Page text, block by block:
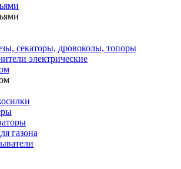
секаторы, дровоколы, топоры
электрические
газона